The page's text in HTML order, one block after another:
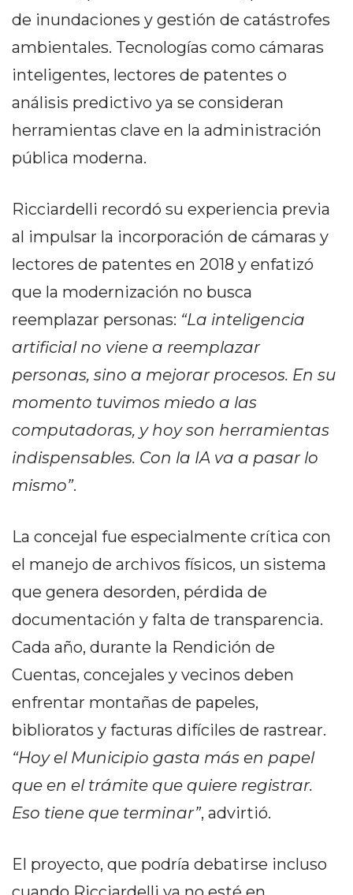
VIRTUAL
NOTICIAS
ARRECIFES
NOTICIAS
DE
CAMPANA
NOTICIAS
NOTICIAS
DE
CAMPANA
DE
LA
(BUENOS
AIRES)
MEJOR
DE
PERGAMINO
LOS
PRECIOS
EN
SUPLEMENTOS
EN
PERGAMINO
SUPLEMENTOS
LOS
MEJORES
de inundaciones y gestión de catástrofes
ambientales. Tecnologías como cámaras
inteligentes, lectores de patentes o
análisis predictivo ya se consideran
herramientas clave en la administración
pública moderna.
Ricciardelli recordó su experiencia previa
al impulsar la incorporación de cámaras y
lectores de patentes en 2018 y enfatizó
que la modernización no busca
reemplazar personas: “La inteligencia
artificial no viene a reemplazar
personas, sino a mejorar procesos. En su
momento tuvimos miedo a las
computadoras, y hoy son herramientas
indispensables. Con la IA va a pasar lo
mismo”.
La concejal fue especialmente crítica con
el manejo de archivos físicos, un sistema
que genera desorden, pérdida de
documentación y falta de transparencia.
Cada año, durante la Rendición de
Cuentas, concejales y vecinos deben
enfrentar montañas de papeles,
biblioratos y facturas difíciles de rastrear.
“Hoy el Municipio gasta más en papel
que en el trámite que quiere registrar.
Eso tiene que terminar”, advirtió.
El proyecto, que podría debatirse incluso